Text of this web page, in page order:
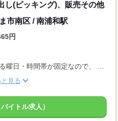
し(ピッキング)、販売その他
市南区 / 南浦和駅
円
【固定シフト制】 勤務する曜日・時間帯が固定なので、 プライベートの計画も立てやすいです！
と見る
イトル求人）